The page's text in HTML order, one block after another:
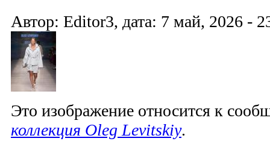
Автор: Editor3, дата: 7 май, 2026 -
Это изображение относится к
коллекция Oleg Levitskiy.